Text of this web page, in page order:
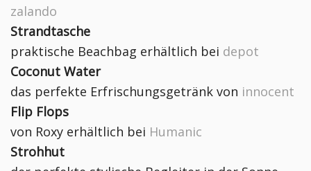
zalando
Strandtasche
praktische Beachbag erhältlich bei depot
Coconut Water
das perfekte Erfrischungsgetränk von innocent
Flip Flops
von Roxy erhältlich bei Humanic
Strohhut